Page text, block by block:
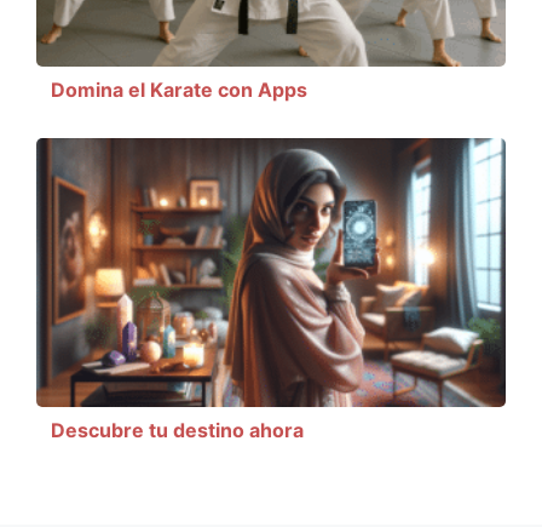
Domina el Karate con Apps
Descubre tu destino ahora